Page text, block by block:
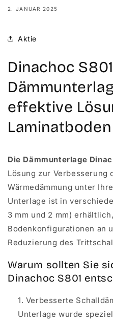
2. JANUAR 2025
Aktie
Dinachoc S801
effektive
Laminatboden
Die Dämmunterlage
Lösung zur Verbesserung
Wärmedämmung unter
Unterlage ist in
3 mm und 2 mm)
Bodenkonfigurationen an
Reduzierung des
Warum sollten Sie
Dinachoc S801
Verbesserte
Unterlage wurde